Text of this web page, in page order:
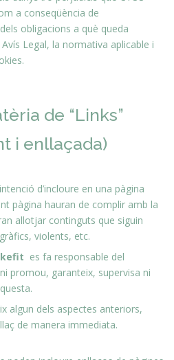
a conseqüència de
obligacions a què queda
Legal, la normativa aplicable i
de “Links”
i enllaçada)
d’incloure en una pàgina
pàgina hauran de complir amb la
allotjar continguts que siguin
violents, etc.
es fa responsable del
promou, garanteix, supervisa ni
algun dels aspectes anteriors,
de manera immediata.